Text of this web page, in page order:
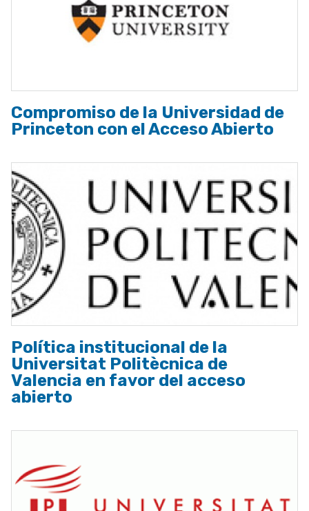
Compromiso de la Universidad de
Princeton con el Acceso Abierto
Política institucional de la
Universitat Politècnica de
Valencia en favor del acceso
abierto